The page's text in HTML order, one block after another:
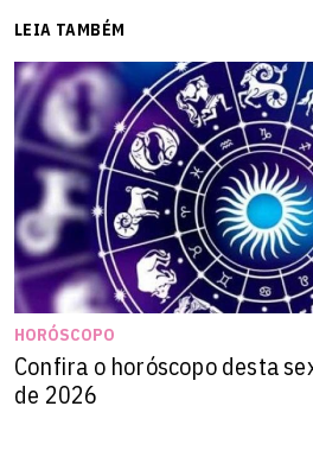
mais eficientes.
Leia seuHoróscopo
Saiba tudo sobre seusigno.
LEIA TAMBÉM
HORÓSCOPO
Confira o horóscopo desta
de 2026